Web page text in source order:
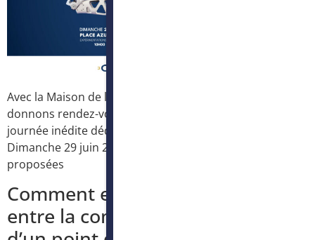
Avec la Maison de l’Intelligence Artificielle nous vous
donnons rendez-vous à CAP 3000 (Place Azur), pour une
journée inédite dédiée à l’intelligence artificielle !
Dimanche 29 juin 2025
proposées
Comment encadrer la relation
entre la commune et le CCAS